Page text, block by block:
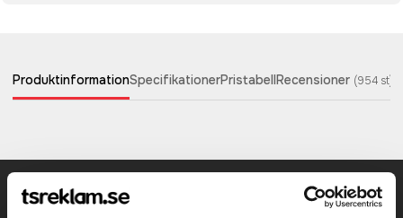
ProduktinformationSpecifikationerPristabellRecensioner (954 st)
Prisuppgift på mailen?